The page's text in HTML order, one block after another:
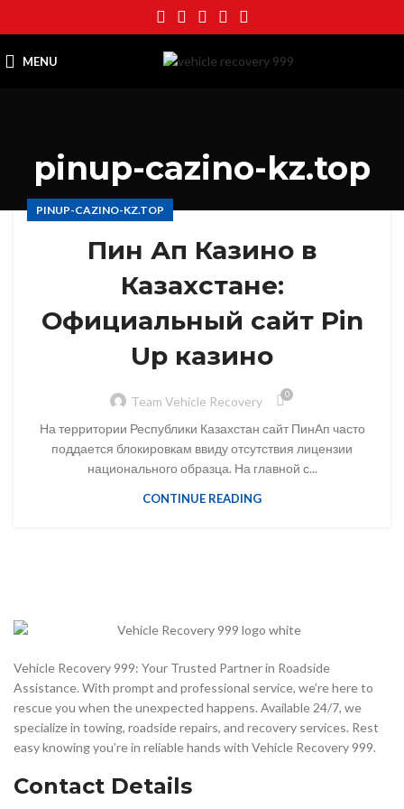
MENU
pinup-cazino-kz.top
PINUP-CAZINO-KZ.TOP
Пин Ап Казино в
Казахстане:
Официальный сайт Pin
Up казино
Team Vehicle Recovery 0
На территории Республики Казахстан сайт ПинАп часто
поддается блокировкам ввиду отсутствия лицензии
национального образца. На главной с...
CONTINUE READING
Vehicle Recovery 999: Your Trusted Partner in Roadside
Assistance. With prompt and professional service, we’re here to
rescue you when the unexpected happens. Available 24/7, we
specialize in towing, roadside repairs, and recovery services. Rest
easy knowing you’re in reliable hands with Vehicle Recovery 999.
Contact Details